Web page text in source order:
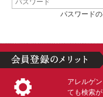
パスワード
アレルゲ
ても検索